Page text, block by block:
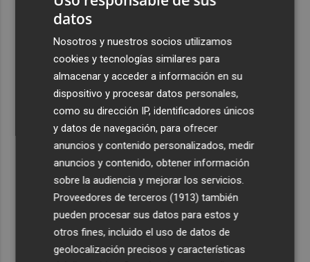
datos
Nosotros y nuestros socios utilizamos
cookies y tecnologías similares para
almacenar y acceder a información en su
dispositivo y procesar datos personales,
como su dirección IP, identificadores únicos
y datos de navegación, para ofrecer
anuncios y contenido personalizados, medir
anuncios y contenido, obtener información
sobre la audiencia y mejorar los servicios.
Proveedores de terceros (1913) también
pueden procesar sus datos para estos y
otros fines, incluido el uso de datos de
geolocalización precisos y características